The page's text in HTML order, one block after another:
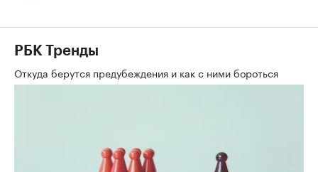
РБК Тренды
Откуда берутся предубеждения и как с ними бороться